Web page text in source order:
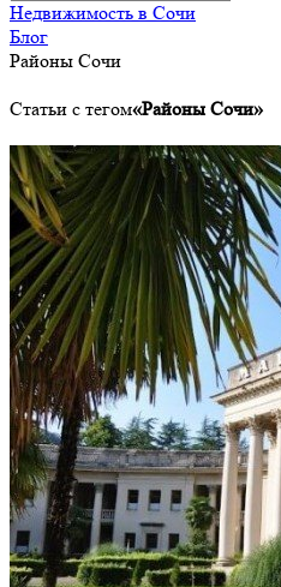
Недвижимость в Сочи
Блог
Районы Сочи
Статьи с тегом«Районы Сочи»